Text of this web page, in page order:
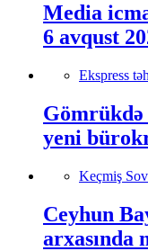
Media
6 avqust
Ekspress
Gömrükdə
yeni
Keçmiş
Ceyhun
arxasında